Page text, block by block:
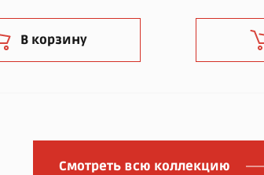
В корзину
Смотреть всю коллекцию